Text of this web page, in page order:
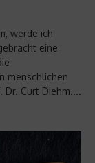
werde ich
eine
menschlichen
Curt Diehm....